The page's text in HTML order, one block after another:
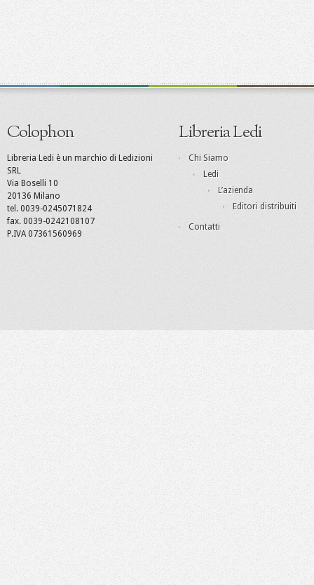
Colophon
Libreria Ledi è un marchio di Ledizioni
SRL
Via Boselli 10
20136 Milano
tel. 0039-0245071824
fax. 0039-0242108107
P.IVA 07361560969
Libreria Ledi
Chi Siamo
Ledi
L’azienda
Editori distribuiti
Contatti